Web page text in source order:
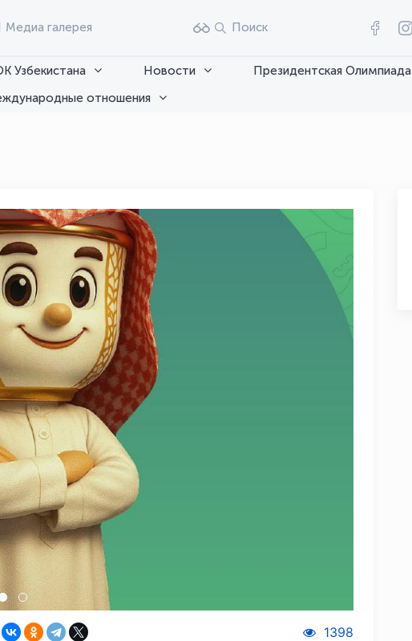
Медиа галерея Поиск
Узбекистана Новости Президентская Олимпиада
отношения
1398